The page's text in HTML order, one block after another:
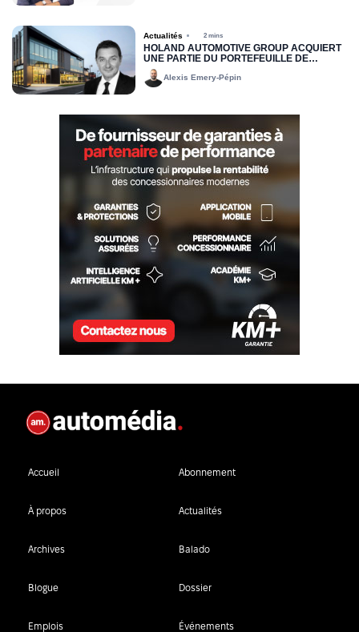
Actualités 2 mins
HOLAND AUTOMOTIVE GROUP ACQUIERT
UNE PARTIE DU PORTEFEUILLE DE
LOCATION JOHN SCOTTI
Alexis Emery-Pépin
Accueil Abonnement
À propos Actualités
Archives Balado
Blogue Dossier
Emplois Événements